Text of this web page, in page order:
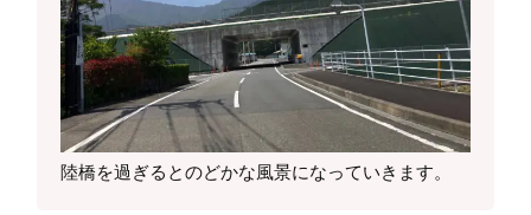
陸橋を過ぎるとのどかな風景になっていきます。